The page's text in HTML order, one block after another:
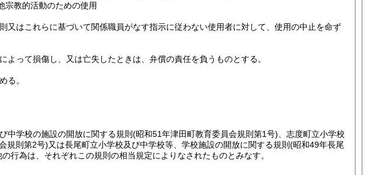
宗教的活動のための使用
又はこれらに基づいて関係職員がなす指示に従わない使用者に対して、使用の中止を命ず
って損傷し、又は亡失したときは、弁償の責任を負うものとする。
る。
中学校の施設の開放に関する規則 (昭和51年津田町教育委員会規則第1号) 、志度町立小学校
規則第2号)又は長尾町立小学校及び中学校等、学校施設の開放に関する規則 (昭和49年長尾
行為は、それぞれこの規則の相当規定によりなされたものとみなす。